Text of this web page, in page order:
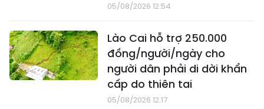
05/08/2026 12:54
Lào Cai hỗ trợ 250.000
đồng/người/ngày cho
người dân phải di dời khẩn
cấp do thiên tai
05/08/2026 12:17